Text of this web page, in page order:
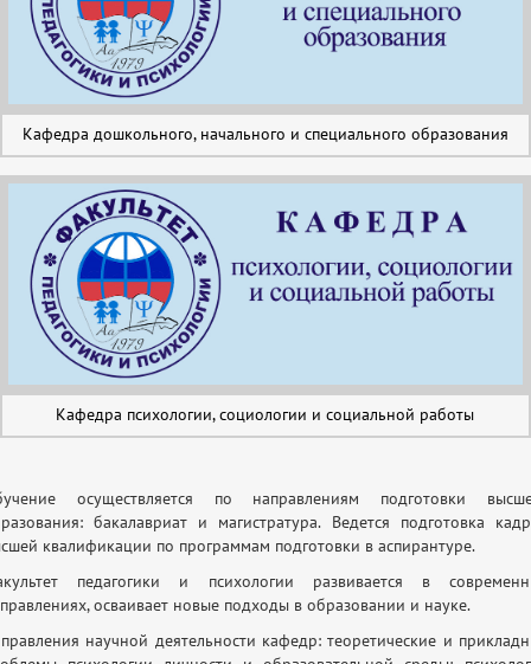
Кафедра дошкольного, начального и специального образования
Кафедра психологии, социологии и социальной работы
осуществляется по направлениям подготовки
бакалавриат и магистратура. Ведется подготовка
квалификации по программам подготовки в аспирантуре.
педагогики и психологии развивается в
осваивает новые подходы в образовании и науке.
научной деятельности кафедр: теоретические и